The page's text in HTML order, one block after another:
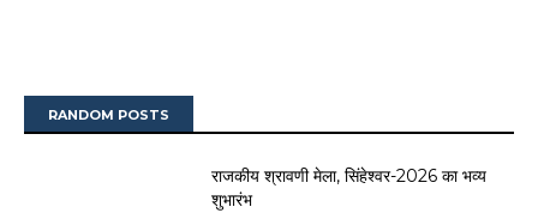
RANDOM POSTS
राजकीय श्रावणी मेला, सिंहेश्वर-2026 का भव्य
शुभारंभ